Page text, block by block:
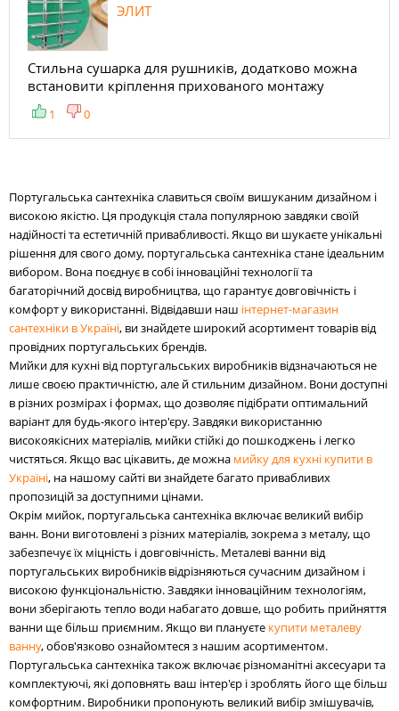
ЭЛИТ
Стильна сушарка для рушників, додатково можна
встановити кріплення прихованого монтажу
1 0
Португальська сантехніка славиться своїм вишуканим дизайном і
високою якістю. Ця продукція стала популярною завдяки своїй
надійності та естетичній привабливості. Якщо ви шукаєте унікальні
рішення для свого дому, португальська сантехніка стане ідеальним
вибором. Вона поєднує в собі інноваційні технології та
багаторічний досвід виробництва, що гарантує довговічність і
комфорт у використанні. Відвідавши наш інтернет-магазин
сантехніки в Україні, ви знайдете широкий асортимент товарів від
провідних португальських брендів.
Мийки для кухні від португальських виробників відзначаються не
лише своєю практичністю, але й стильним дизайном. Вони доступні
в різних розмірах і формах, що дозволяє підібрати оптимальний
варіант для будь-якого інтер'єру. Завдяки використанню
високоякісних матеріалів, мийки стійкі до пошкоджень і легко
чистяться. Якщо вас цікавить, де можна мийку для кухні купити в
Україні, на нашому сайті ви знайдете багато привабливих
пропозицій за доступними цінами.
Окрім мийок, португальська сантехніка включає великий вибір
ванн. Вони виготовлені з різних матеріалів, зокрема з металу, що
забезпечує їх міцність і довговічність. Металеві ванни від
португальських виробників відрізняються сучасним дизайном і
високою функціональністю. Завдяки інноваційним технологіям,
вони зберігають тепло води набагато довше, що робить прийняття
ванни ще більш приємним. Якщо ви плануєте купити металеву
ванну, обов'язково ознайомтеся з нашим асортиментом.
Португальська сантехніка також включає різноманітні аксесуари та
комплектуючі, які доповнять ваш інтер'єр і зроблять його ще більш
комфортним. Виробники пропонують великий вибір змішувачів,